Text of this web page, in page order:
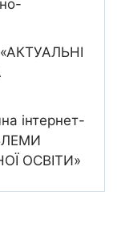
інтернет-
ОСВІТИ»